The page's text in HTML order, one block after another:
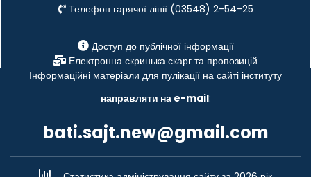
Телефон гарячої лінії (03548) 2-54-25
Доступ до публічної інформації
Електронна скринька скарг та пропозицій
Інформаційні матеріали для пулікації на сайті інституту
направляти на e-mail:
bati.sajt.new@gmail.com